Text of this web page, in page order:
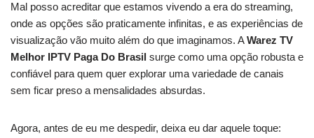
Mal posso acreditar que estamos vivendo a era do streaming,
onde as opções são praticamente infinitas, e as experiências de
visualização vão muito além do que imaginamos. AWarez TV
Melhor IPTV Paga Do Brasil surge como uma opção robusta e
confiável para quem quer explorar uma variedade de canais
sem ficar preso a mensalidades absurdas.
Agora, antes de eu me despedir, deixa eu dar aquele toque: